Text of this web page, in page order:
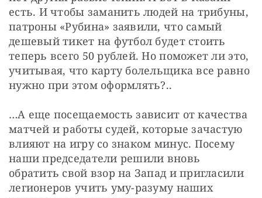
есть. И чтобы заманить людей на трибуны,
патроны «Рубина» заявили, что самый
дешевый тикет на футбол будет стоить
теперь всего 50 рублей. Но поможет ли это,
учитывая, что карту болельщика все равно
нужно при этом оформлять?..
…А еще посещаемость зависит от качества
матчей и работы судей, которые зачастую
влияют на игру со знаком минус. Посему
наши председатели решили вновь
обратить свой взор на Запад и пригласили
легионеров учить уму-разуму наших